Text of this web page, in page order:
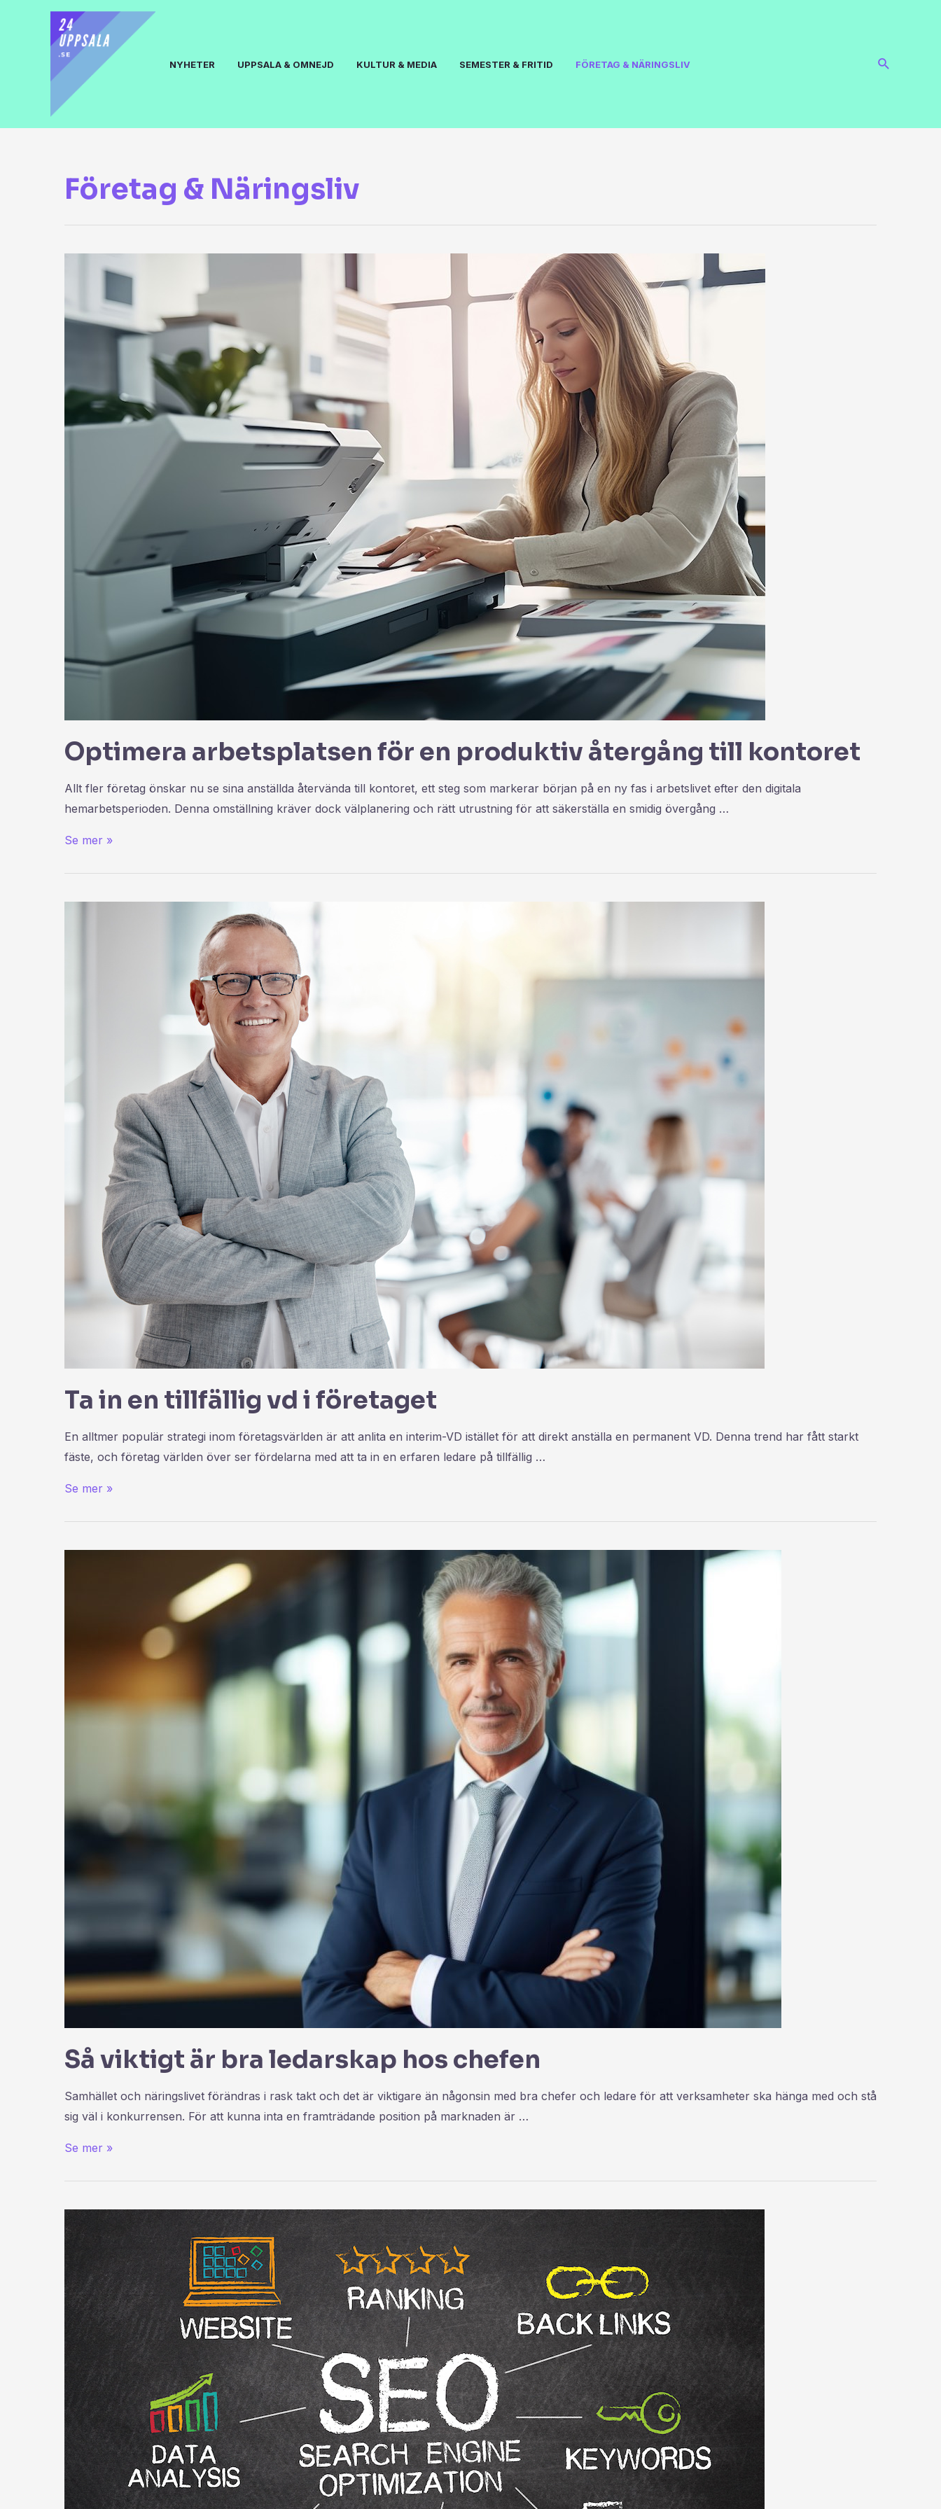
NYHETER UPPSALA & OMNEJD KULTUR & MEDIA SEMESTER & FRITID FÖRETAG & NÄRINGSLIV
Företag & Näringsliv
Optimera arbetsplatsen för en produktiv återgång till kontoret
Allt fler företag önskar nu se sina anställda återvända till kontoret, ett steg som markerar början på en ny fas i arbetslivet efter den digitala
hemarbetsperioden. Denna omställning kräver dock välplanering och rätt utrustning för att säkerställa en smidig övergång …
Se mer »
Ta in en tillfällig vd i företaget
En alltmer populär strategi inom företagsvärlden är att anlita en interim-VD istället för att direkt anställa en permanent VD. Denna trend har fått starkt
fäste, och företag världen över ser fördelarna med att ta in en erfaren ledare på tillfällig …
Se mer »
Så viktigt är bra ledarskap hos chefen
Samhället och näringslivet förändras i rask takt och det är viktigare än någonsin med bra chefer och ledare för att verksamheter ska hänga med och stå
sig väl i konkurrensen. För att kunna inta en framträdande position på marknaden är …
Se mer »